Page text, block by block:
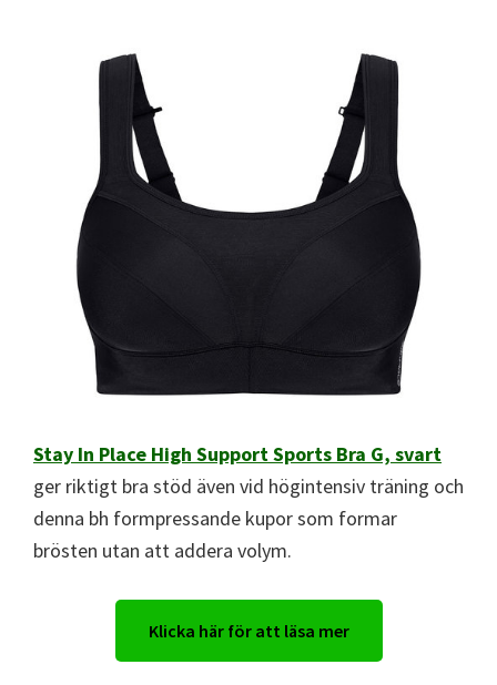
Stay In Place High Support Sports Bra G, svart
ger riktigt bra stöd även vid högintensiv träning och
denna bh formpressande kupor som formar
brösten utan att addera volym.
Klicka här för att läsa mer